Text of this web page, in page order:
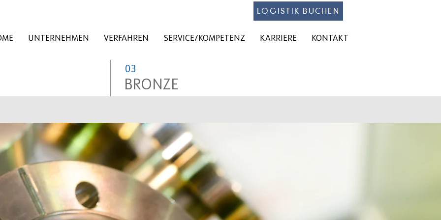
LOGISTIK BUCHEN
UNTERNEHMEN VERFAHREN SERVICE/KOMPETENZ KARRIERE KONTAKT
03
BRONZE